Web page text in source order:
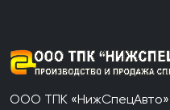
ООО ТПК «НижСпецАвто»